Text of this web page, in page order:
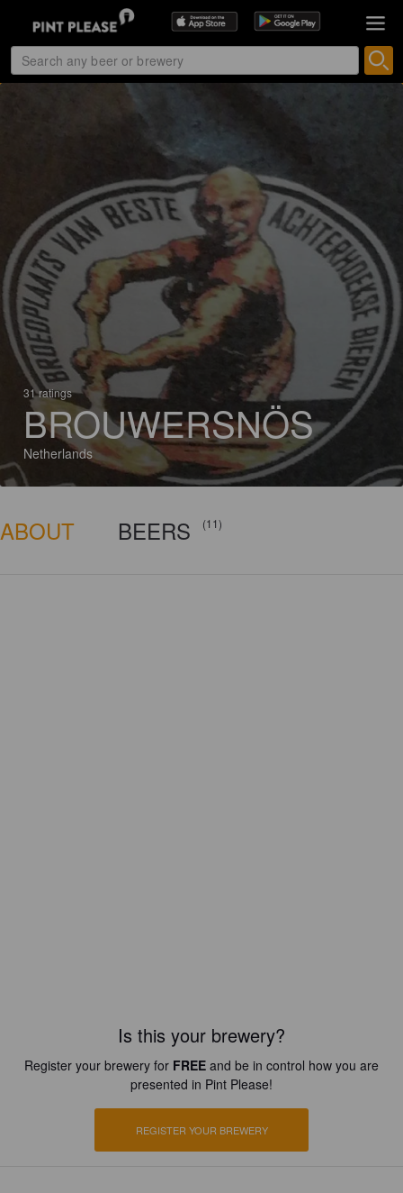
31 ratings
BROUWERSNÖS
Netherlands
ABOUT BEERS (11)
Is this your brewery?
Register your brewery for FREE and be in control how you are
presented in Pint Please!
REGISTER YOUR BREWERY